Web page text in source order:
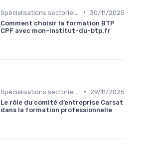
• 30/11/2025
Comment choisir la formation BTP
CPF avec mon-institut-du-btp.fr
•
29/11/2025
Le rôle du comité d’entreprise Carsat
dans la formation professionnelle